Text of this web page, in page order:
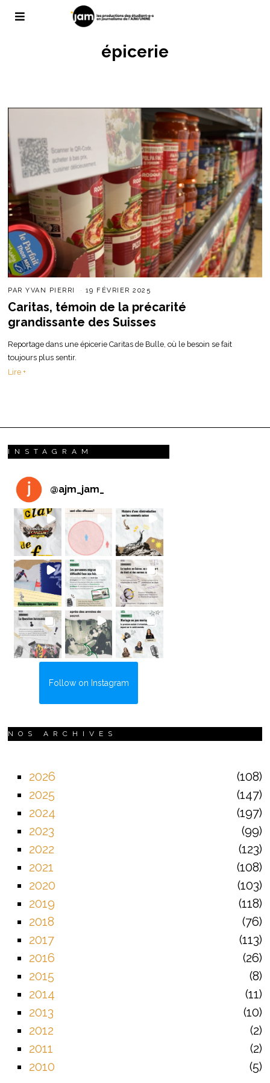
épicerie
PARYVAN PIERRI 19 FÉVRIER 2025
Caritas, témoin de la précarité
grandissante des Suisses
Reportage dans une épicerie Caritas de Bulle, où le besoin se fait
toujours plus sentir.
Lire +
INSTAGRAM
@ajm_jam_
Follow on Instagram
NOS ARCHIVES
2026
108
2025
147
2024
197
2023
99
2022
123
2021
108
2020
103
2019
118
2018
76
2017
113
2016
26
2015
8
2014
11
2013
10
2012
2
2011
2
2010
5